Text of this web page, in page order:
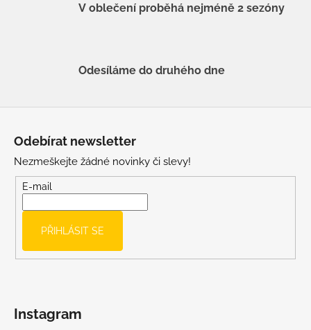
V oblečení proběhá nejméně 2 sezóny
Odesíláme do druhého dne
Odebírat newsletter
Nezmeškejte žádné novinky či slevy!
E-mail
PŘIHLÁSIT SE
Instagram